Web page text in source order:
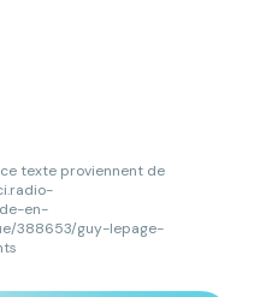
texte proviennent de
en-
388653/guy-lepage-